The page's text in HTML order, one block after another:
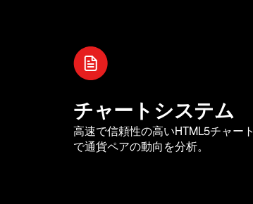
チャートシステム
高速で信頼性の高いHTML5チャート
で通貨ペアの動向を分析。